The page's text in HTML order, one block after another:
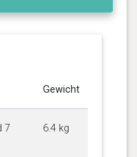
Gewicht
7
6.4 kg